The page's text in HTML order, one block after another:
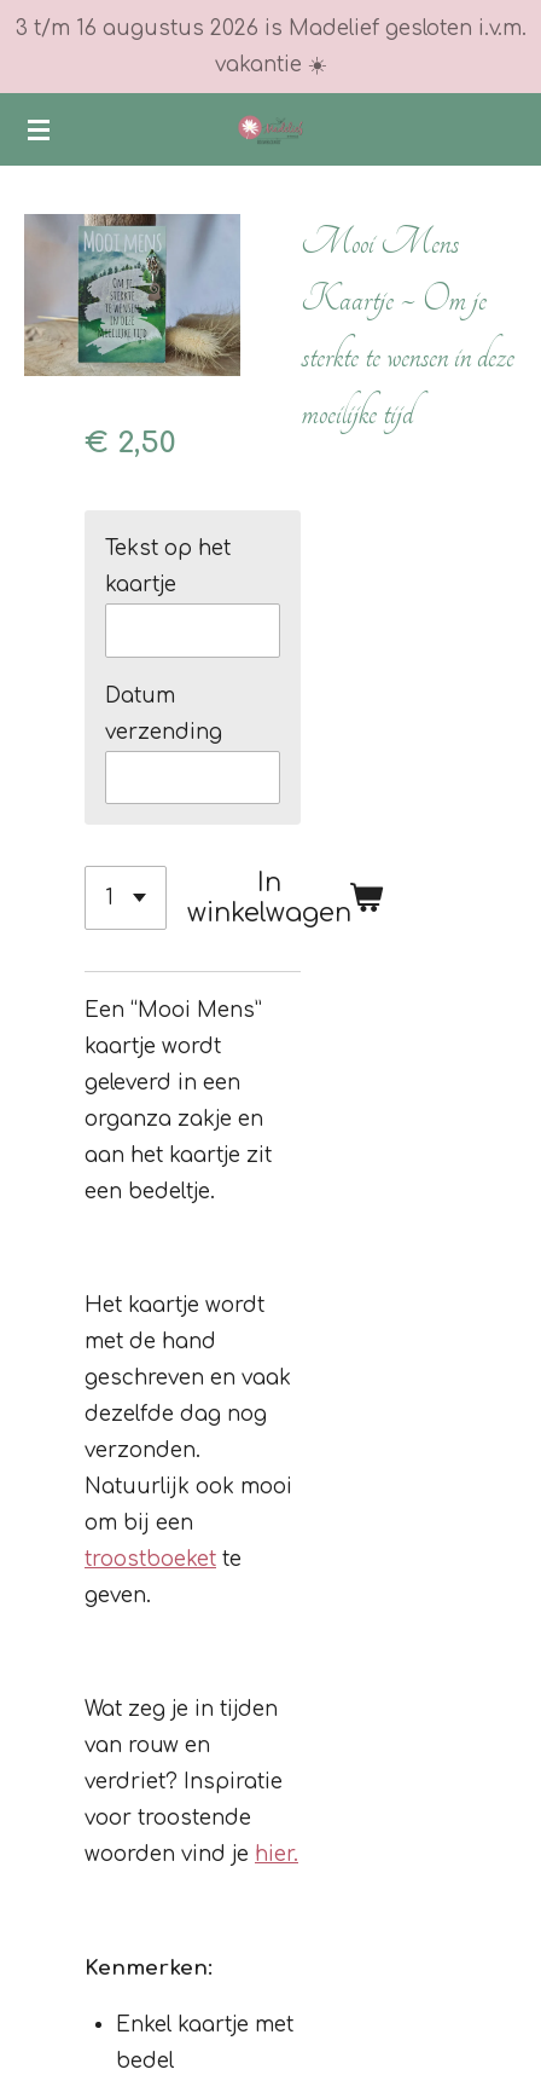
Ga
naar
de
hoofdinhoud
3 t/m 16 augustus 2026 is Madelief gesloten i.v.m.
vakantie ☀️
Mooi Mens
Kaartje ~ Om je
sterkte te wensen in deze
moeilijke tijd
€ 2,50
Tekst op het
kaartje
Datum
verzending
In
winkelwagen
Een “Mooi Mens”
kaartje wordt
geleverd in een
organza zakje en
aan het kaartje zit
een bedeltje.
Het kaartje wordt
met de hand
geschreven en vaak
dezelfde dag nog
verzonden.
Natuurlijk ook mooi
om bij een
troostboeket te
geven.
Wat zeg je in tijden
van rouw en
verdriet? Inspiratie
voor troostende
woorden vind je hier.
Kenmerken:
Enkel kaartje met
bedel